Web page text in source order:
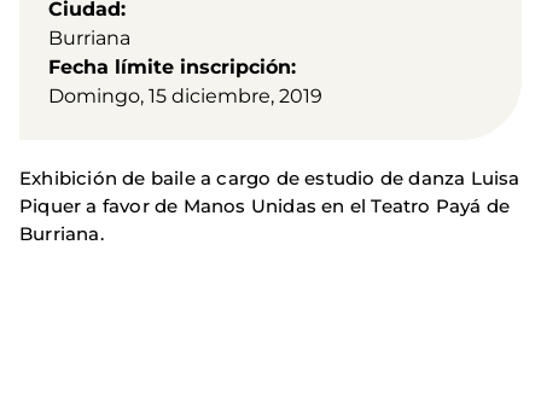
Ciudad
Burriana
Fecha límite inscripción
Domingo, 15 diciembre, 2019
Exhibición de baile a cargo de estudio de danza Luisa
Piquer a favor de Manos Unidas en el Teatro Payá de
Burriana.